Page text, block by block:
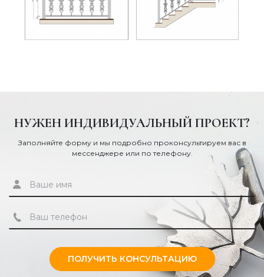
НУЖЕН ИНДИВИДУАЛЬНЫЙ ПРОЕКТ?
Заполняйте форму и мы подробно проконсультируем вас в
мессенджере или по телефону.
ПОЛУЧИТЬ КОНСУЛЬТАЦИЮ